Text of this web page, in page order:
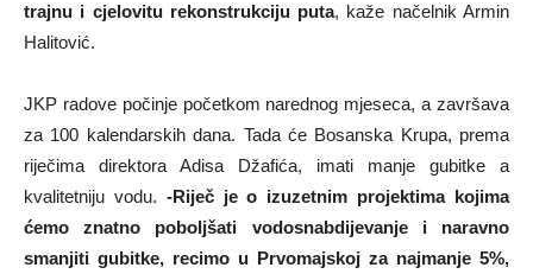
trajnu i cjelovitu rekonstrukciju puta, kaže načelnik Armin
Halitović.
JKP radove počinje početkom narednog mjeseca, a završava
za 100 kalendarskih dana. Tada će Bosanska Krupa, prema
riječima direktora Adisa Džafića, imati manje gubitke a
kvalitetniju vodu. -Riječ je o izuzetnim projektima kojima
ćemo znatno poboljšati vodosnabdijevanje i naravno
smanjiti gubitke, recimo u Prvomajskoj za najmanje 5%,